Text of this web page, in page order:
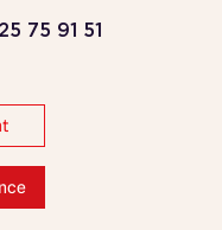
75 91 51